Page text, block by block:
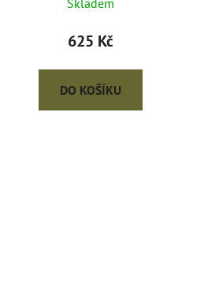
Skladem
625 Kč
DO KOŠÍKU